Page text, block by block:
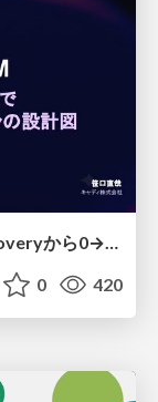
マルチプロダクト時代のPMM－Discoveryから0→1、Expansionまで フェーズで変わる期待役割とアサインの設計図
0 420